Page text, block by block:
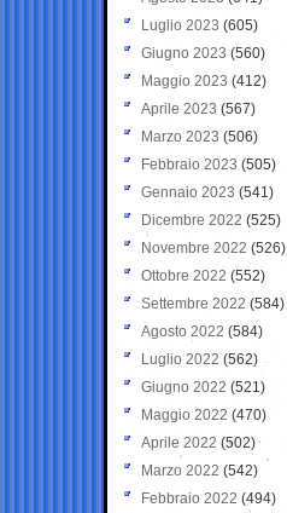
Luglio 2023 (605)
Giugno 2023 (560)
Maggio 2023 (412)
Aprile 2023 (567)
Marzo 2023 (506)
Febbraio 2023 (505)
Gennaio 2023 (541)
Dicembre 2022 (525)
Novembre 2022 (526)
Ottobre 2022 (552)
Settembre 2022 (584)
Agosto 2022 (584)
Luglio 2022 (562)
Giugno 2022 (521)
Maggio 2022 (470)
Aprile 2022 (502)
Marzo 2022 (542)
Febbraio 2022 (494)